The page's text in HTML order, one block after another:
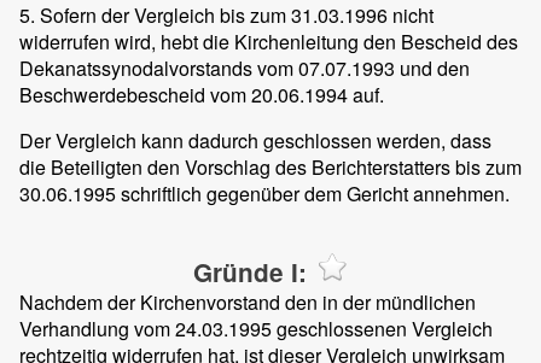
5. Sofern der Vergleich bis zum 31.03.1996 nicht
widerrufen wird, hebt die Kirchenleitung den Bescheid des
Dekanatssynodalvorstands vom 07.07.1993 und den
Beschwerdebescheid vom 20.06.1994 auf.
Der Vergleich kann dadurch geschlossen werden, dass
die Beteiligten den Vorschlag des Berichterstatters bis zum
30.06.1995 schriftlich gegenüber dem Gericht annehmen.
Gründe I:
Nachdem der Kirchenvorstand den in der mündlichen
Verhandlung vom 24.03.1995 geschlossenen Vergleich
rechtzeitig widerrufen hat, ist dieser Vergleich unwirksam